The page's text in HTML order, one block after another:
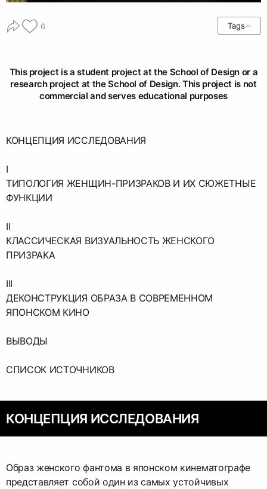
6 Tags
This project is a student project at the School of Design or a
research project at the School of Design. This project is not
commercial and serves educational purposes
КОНЦЕПЦИЯ ИССЛЕДОВАНИЯ
I
ТИПОЛОГИЯ ЖЕНЩИН-ПРИЗРАКОВ И ИХ СЮЖЕТНЫЕ
ФУНКЦИИ
II
КЛАССИЧЕСКАЯ ВИЗУАЛЬНОСТЬ ЖЕНСКОГО
ПРИЗРАКА
III
ДЕКОНСТРУКЦИЯ ОБРАЗА В СОВРЕМЕННОМ
ЯПОНСКОМ КИНО
ВЫВОДЫ
СПИСОК ИСТОЧНИКОВ
КОНЦЕПЦИЯ ИССЛЕДОВАНИЯ
Образ женского фантома в японском кинематографе
представляет собой один из самых устойчивых